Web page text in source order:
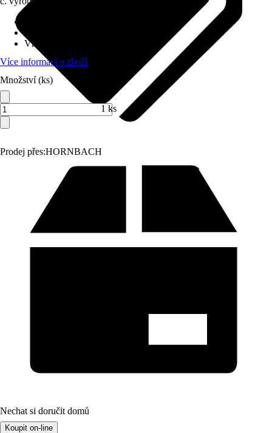
Prodej přes:HORNBACH
Vhodné pro
Více informací o zboží
Množství (ks)
1 ks
Nechat si doručit domů
Koupit on-line